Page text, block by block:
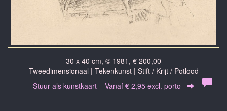
30 x 40 cm, © 1981, € 200,00
Tweedimensionaal | Tekenkunst | Stift / Krijt / Potlood
Stuur als kunstkaart Vanaf € 2,95 excl. porto